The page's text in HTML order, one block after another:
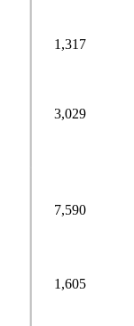
1,317
3,029
7,590
1,605